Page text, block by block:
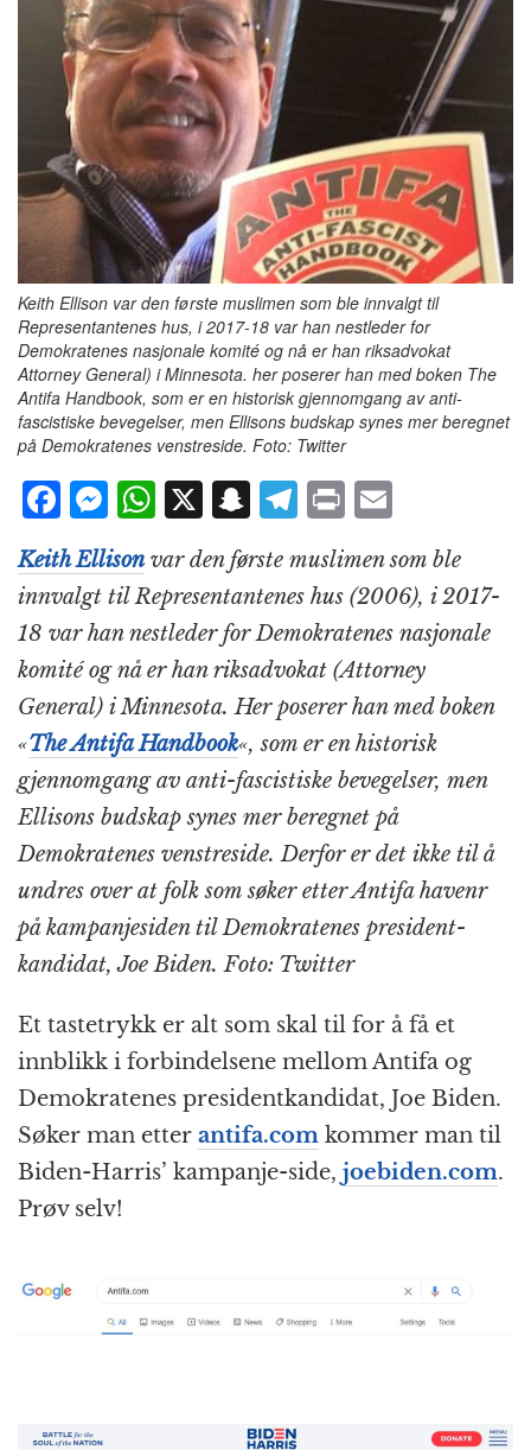
Keith Ellison var den første muslimen som ble innvalgt til
Representantenes hus, i 2017-18 var han nestleder for
Demokratenes nasjonale komité og nå er han riksadvokat
Attorney General) i Minnesota. her poserer han med boken The
Antifa Handbook, som er en historisk gjennomgang av anti-
fascistiske bevegelser, men Ellisons budskap synes mer beregnet
på Demokratenes venstreside. Foto: Twitter
F
a
c
e
b
o
o
k
M
e
ss
e
n
g
e
r
W
at
s
A
p
p
X S
a
p
c
h
at
T
el
e
g
r
a
m
P
n
t
ai
l
Keith Ellisonvar den første muslimen som ble
innvalgt til Representantenes hus (2006), i 2017-
18 var han nestleder for Demokratenes nasjonale
komité og nå er han riksadvokat (Attorney
General) i Minnesota. Her poserer han med boken
«The Antifa Handbook«, som er en historisk
gjennomgang av anti-fascistiske bevegelser, men
Ellisons budskap synes mer beregnet på
Demokratenes venstreside. Derfor er det ikke til å
undres over at folk som søker etter Antifa havenr
på kampanjesiden til Demokratenes president-
kandidat, Joe Biden. Foto: Twitter
Et tastetrykk er alt som skal til for å få et
innblikk i forbindelsene mellom Antifa og
Demokratenes presidentkandidat, Joe Biden.
Søker man etter antifa.com kommer man til
Biden-Harris’ kampanje-side, joebiden.com.
Prøv selv!